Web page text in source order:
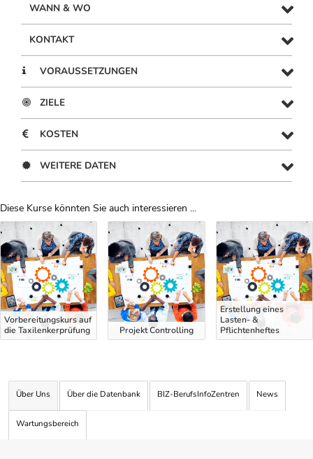
WANN & WO
KONTAKT
VORAUSSETZUNGEN
ZIELE
KOSTEN
WEITERE DATEN
Diese Kurse könnten Sie auch interessieren ...
Uber Weiterbildungsvorschläge
Vorbereitungskurs auf
die Taxilenkerprüfung
Projekt Controlling
Erstellung eines
Lasten- &
Pflichtenheftes
Über Uns Über die Datenbank BIZ-BerufsInfoZentren News
Wartungsbereich